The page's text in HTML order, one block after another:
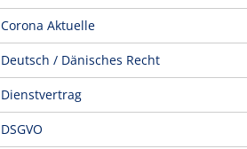
Corona Aktuelle
Deutsch / Dänisches Recht
Dienstvertrag
DSGVO